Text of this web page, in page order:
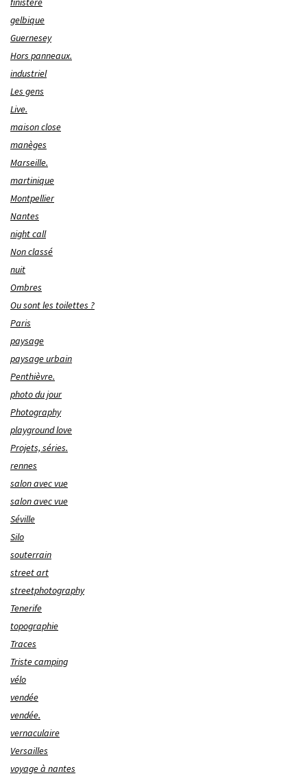
gelbique
Guernesey
Hors panneaux.
industriel
Les gens
Live.
maison close
manèges
Marseille.
martinique
Montpellier
Nantes
night call
Non classé
nuit
Ombres
Ou sont les toilettes ?
Paris
paysage
paysage urbain
Penthièvre.
photo du jour
Photography
playground love
Projets, séries.
rennes
salon avec vue
salon avec vue
Séville
Silo
souterrain
street art
streetphotography
Tenerife
topographie
Traces
Triste camping
vélo
vendée
vendée.
vernaculaire
Versailles
voyage à nantes